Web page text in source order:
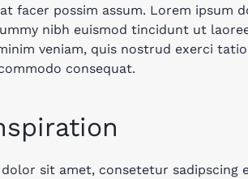
facer possim assum. Lorem ipsum
nibh euismod tincidunt ut
veniam, quis nostrud exerci
consequat.
sit amet, consetetur sadipscing